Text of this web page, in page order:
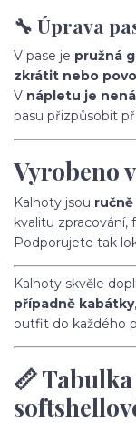
🔧 Úprava
V pase je pružná
zkrátit nebo
V nápletu je
pasu přizpůsobit
Vyrobeno
Kalhoty jsou
kvalitu
Podporujete tak
Kalhoty skvěle
případně kabátky
outfit do každého
📏